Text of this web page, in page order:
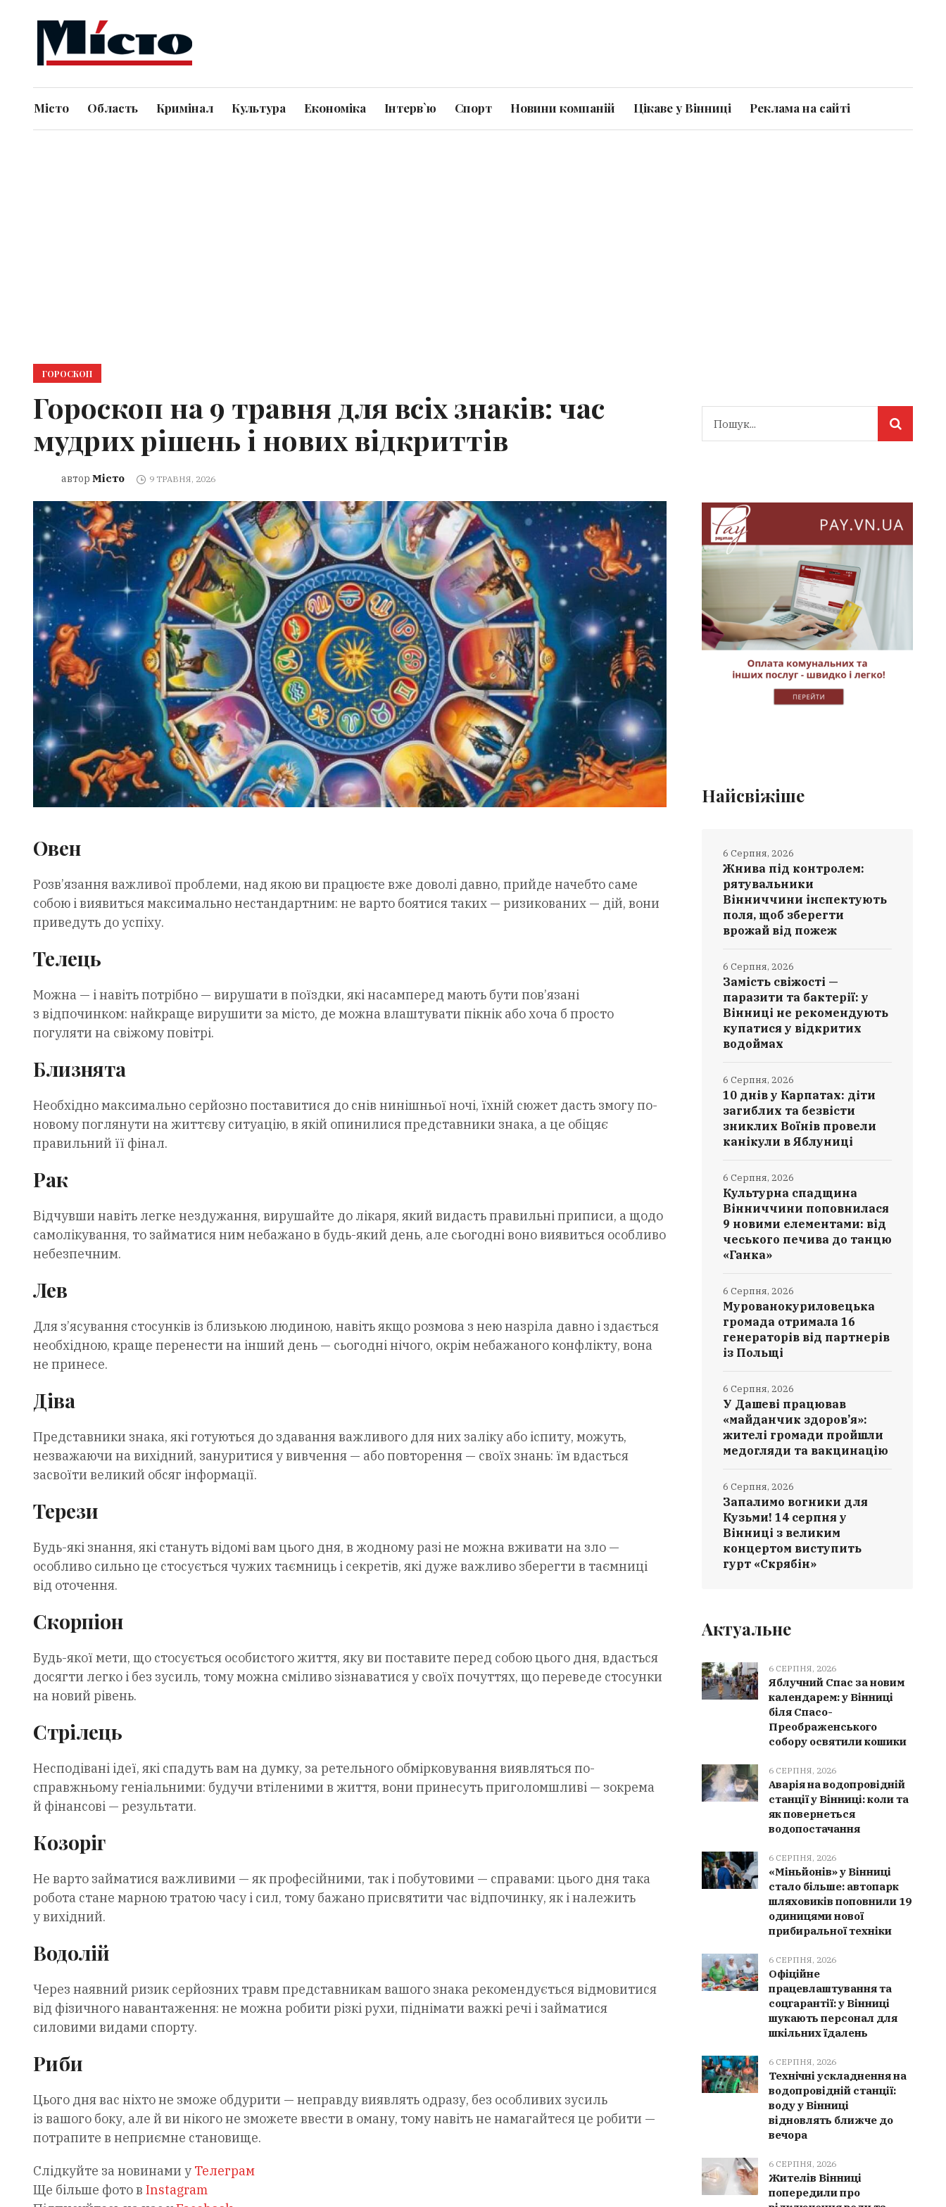
Місто Область Кримінал Культура Економіка Інтерв`ю Спорт Новини компаній Цікаве у Вінниці Реклама на сайті
ГОРОСКОП
Гороскоп на 9 травня для всіх знаків: час
мудрих рішень і нових відкриттів
автор Місто 9 ТРАВНЯ, 2026
Овен
Розв’язання важливої проблеми, над якою ви працюєте вже доволі давно, прийде начебто саме
собою і виявиться максимально нестандартним: не варто боятися таких — ризикованих — дій, вони
приведуть до успіху.
Телець
Можна — і навіть потрібно — вирушати в поїздки, які насамперед мають бути пов’язані
з відпочинком: найкраще вирушити за місто, де можна влаштувати пікнік або хоча б просто
погуляти на свіжому повітрі.
Близнята
Необхідно максимально серйозно поставитися до снів нинішньої ночі, їхній сюжет дасть змогу по-
новому поглянути на життєву ситуацію, в якій опинилися представники знака, а це обіцяє
правильний її фінал.
Рак
Відчувши навіть легке нездужання, вирушайте до лікаря, який видасть правильні приписи, а щодо
самолікування, то займатися ним небажано в будь-який день, але сьогодні воно виявиться особливо
небезпечним.
Лев
Для з’ясування стосунків із близькою людиною, навіть якщо розмова з нею назріла давно і здається
необхідною, краще перенести на інший день — сьогодні нічого, окрім небажаного конфлікту, вона
не принесе.
Діва
Представники знака, які готуються до здавання важливого для них заліку або іспиту, можуть,
незважаючи на вихідний, зануритися у вивчення — або повторення — своїх знань: їм вдасться
засвоїти великий обсяг інформації.
Терези
Будь-які знання, які стануть відомі вам цього дня, в жодному разі не можна вживати на зло —
особливо сильно це стосується чужих таємниць і секретів, які дуже важливо зберегти в таємниці
від оточення.
Скорпіон
Будь-якої мети, що стосується особистого життя, яку ви поставите перед собою цього дня, вдасться
досягти легко і без зусиль, тому можна сміливо зізнаватися у своїх почуттях, що переведе стосунки
на новий рівень.
Стрілець
Несподівані ідеї, які спадуть вам на думку, за ретельного обмірковування виявляться по-
справжньому геніальними: будучи втіленими в життя, вони принесуть приголомшливі — зокрема
й фінансові — результати.
Козоріг
Не варто займатися важливими — як професійними, так і побутовими — справами: цього дня така
робота стане марною тратою часу і сил, тому бажано присвятити час відпочинку, як і належить
у вихідний.
Водолій
Через наявний ризик серйозних травм представникам вашого знака рекомендується відмовитися
від фізичного навантаження: не можна робити різкі рухи, піднімати важкі речі і займатися
силовими видами спорту.
Риби
Цього дня вас ніхто не зможе обдурити — неправду виявлять одразу, без особливих зусиль
із вашого боку, але й ви нікого не зможете ввести в оману, тому навіть не намагайтеся це робити —
потрапите в неприємне становище.
Слідкуйте за новинами у Телеграм
Ще більше фото в Instagram
Найсвіжіше
Жнива під контролем:
рятувальники
Вінниччини інспектують
поля, щоб зберегти
врожай від пожеж
6 Серпня, 2026
Замість свіжості —
паразити та бактерії: у
Вінниці не рекомендують
купатися у відкритих
водоймах
6 Серпня, 2026
10 днів у Карпатах: діти
загиблих та безвісти
зниклих Воїнів провели
канікули в Яблуниці
6 Серпня, 2026
Культурна спадщина
Вінниччини поповнилася
9 новими елементами: від
чеського печива до танцю
«Ганка»
6 Серпня, 2026
Мурованокуриловецька
громада отримала 16
генераторів від партнерів
із Польщі
6 Серпня, 2026
У Дашеві працював
«майданчик здоров’я»:
жителі громади пройшли
медогляди та вакцинацію
6 Серпня, 2026
Запалимо вогники для
Кузьми! 14 серпня у
Вінниці з великим
концертом виступить
гурт «Скрябін»
6 Серпня, 2026
Актуальне
6 СЕРПНЯ, 2026
Яблучний Спас за новим
календарем: у Вінниці
біля Спасо-
Преображенського
собору освятили кошики
6 СЕРПНЯ, 2026
Аварія на водопровідній
станції у Вінниці: коли та
як повернеться
водопостачання
6 СЕРПНЯ, 2026
«Міньйонів» у Вінниці
стало більше: автопарк
шляховиків поповнили 19
одиницями нової
прибиральної техніки
6 СЕРПНЯ, 2026
Офіційне
працевлаштування та
соцгарантії: у Вінниці
шукають персонал для
шкільних їдалень
6 СЕРПНЯ, 2026
Технічні ускладнення на
водопровідній станції:
воду у Вінниці
відновлять ближче до
вечора
6 СЕРПНЯ, 2026
Жителів Вінниці
попередили про